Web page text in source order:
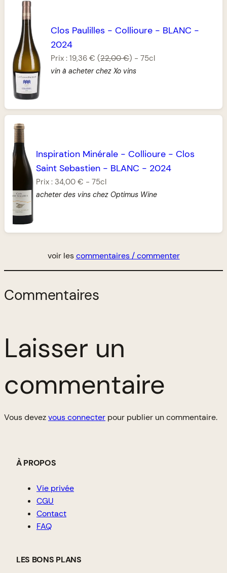
Clos Paulilles - Collioure - BLANC -
2024
Prix :19,36 € (22,00 €) -75cl
vin à acheter chez Xo vins
Inspiration Minérale- Collioure- Clos
Saint Sebastien- BLANC - 2024
Prix : 34,00 € - 75cl
acheter des vins chez Optimus Wine
voir lescommentaires / commenter
Commentaires
Laisser un
commentaire
Vous devezvous connecter pour publier un commentaire.
À PROPOS
Vie privée
CGU
Contact
FAQ
LES BONS PLANS